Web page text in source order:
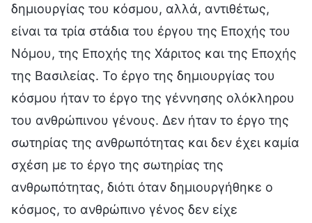
δημιουργίας του κόσμου, αλλά, αντιθέτως,
είναι τα τρία στάδια του έργου της Εποχής του
Νόμου, της Εποχής της Χάριτος και της Εποχής
της Βασιλείας. Το έργο της δημιουργίας του
κόσμου ήταν το έργο της γέννησης ολόκληρου
του ανθρώπινου γένους. Δεν ήταν το έργο της
σωτηρίας της ανθρωπότητας και δεν έχει καμία
σχέση με το έργο της σωτηρίας της
ανθρωπότητας, διότι όταν δημιουργήθηκε ο
κόσμος, το ανθρώπινο γένος δεν είχε